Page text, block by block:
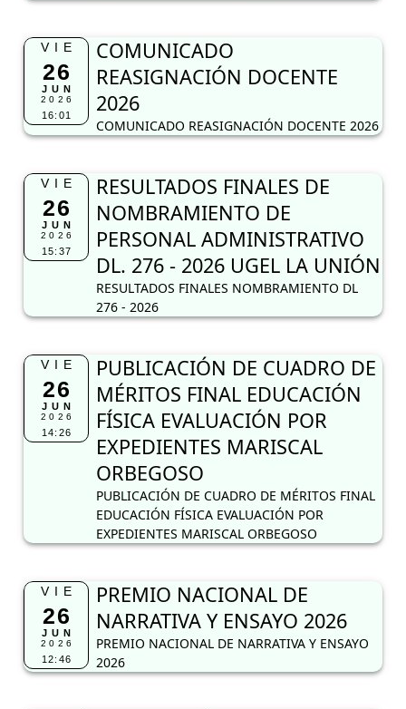
VIE
26
JUN
2026
16:01
COMUNICADO
REASIGNACIÓN DOCENTE
2026
COMUNICADO REASIGNACIÓN DOCENTE 2026
VIE
26
JUN
2026
15:37
RESULTADOS FINALES DE
NOMBRAMIENTO DE
PERSONAL ADMINISTRATIVO
DL. 276 - 2026 UGEL LA UNIÓN
RESULTADOS FINALES NOMBRAMIENTO DL
276 - 2026
VIE
26
JUN
2026
14:26
PUBLICACIÓN DE CUADRO DE
MÉRITOS FINAL EDUCACIÓN
FÍSICA EVALUACIÓN POR
EXPEDIENTES MARISCAL
ORBEGOSO
PUBLICACIÓN DE CUADRO DE MÉRITOS FINAL
EDUCACIÓN FÍSICA EVALUACIÓN POR
EXPEDIENTES MARISCAL ORBEGOSO
VIE
26
JUN
2026
12:46
PREMIO NACIONAL DE
NARRATIVA Y ENSAYO 2026
PREMIO NACIONAL DE NARRATIVA Y ENSAYO
2026